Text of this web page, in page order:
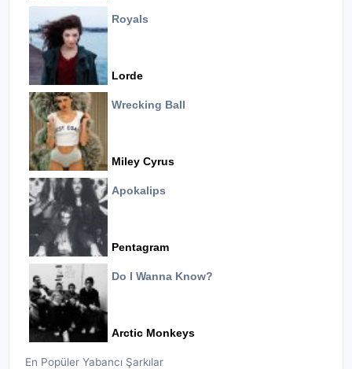
Royals
Lorde
Wrecking Ball
Miley Cyrus
Apokalips
Pentagram
Do I Wanna Know?
Arctic Monkeys
En Popüler Yabancı Şarkılar